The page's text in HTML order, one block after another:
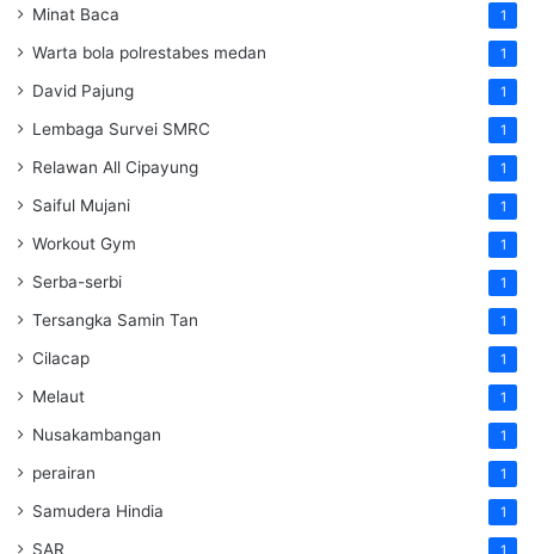
Minat Baca 1
Warta bola polrestabes medan 1
David Pajung 1
Lembaga Survei SMRC 1
Relawan All Cipayung 1
Saiful Mujani 1
Workout Gym 1
Serba-serbi 1
Tersangka Samin Tan 1
Cilacap 1
Melaut 1
Nusakambangan 1
perairan 1
Samudera Hindia 1
SAR 1